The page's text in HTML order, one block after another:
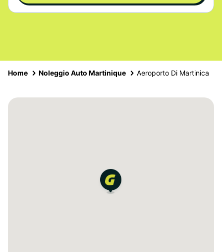
Home Noleggio Auto Martinique Aeroporto Di Martinica